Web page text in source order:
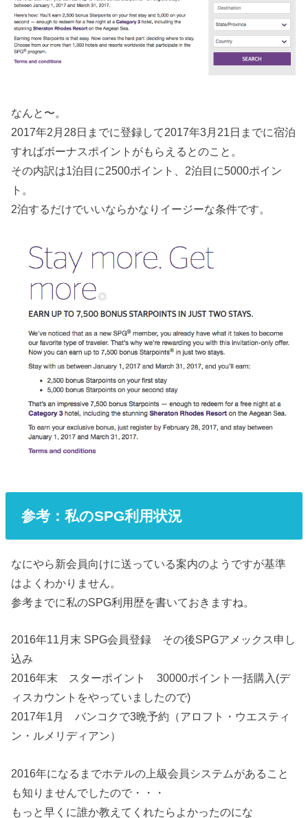
なんと〜。
2017年2月28日までに登録して2017年3月21日までに宿泊
すればボーナスポイントがもらえるとのこと。
その内訳は1泊目に2500ポイント、2泊目に5000ポイン
ト。
2泊するだけでいいならかなりイージーな条件です。
参考：私のSPG利用状況
なにやら新会員向けに送っている案内のようですが基準
はよくわかりません。
参考までに私のSPG利用歴を書いておきますね。
2016年11月末 SPG会員登録 その後SPGアメックス申し
込み
2016年末 スターポイント 30000ポイント一括購入(デ
ィスカウントをやっていましたので)
2017年1月 バンコクで3晩予約（アロフト・ウエスティ
ン・ルメリディアン）
2016年になるまでホテルの上級会員システムがあること
も知りませんでしたので・・・
もっと早くに誰か教えてくれたらよかったのにな